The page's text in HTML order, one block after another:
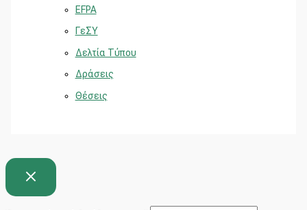
EFPA
ΓεΣΥ
Δελτία Τύπου
Δράσεις
Θέσεις